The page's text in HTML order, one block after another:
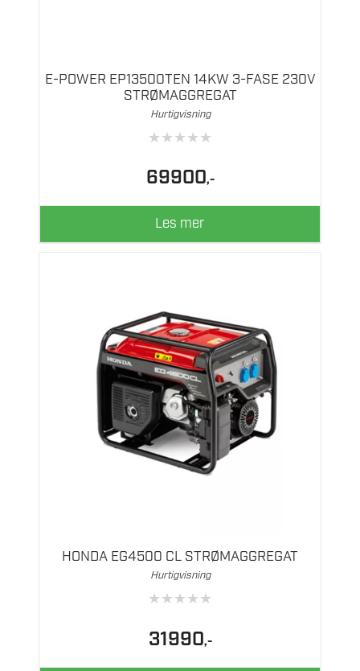
Garanti 3 år
E-POWER EP13500TEN 14KW 3-FASE 230V
STRØMAGGREGAT
Hurtigvisning
★★★★★
69900,-
Les mer
HONDA EG4500 CL STRØMAGGREGAT
Hurtigvisning
★★★★★
31990,-